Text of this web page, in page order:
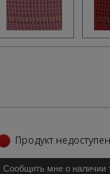
Продукт
Сообщить мне о наличии